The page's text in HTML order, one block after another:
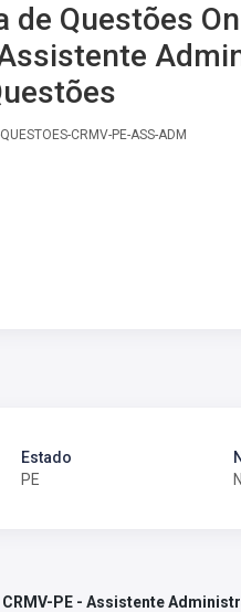
de Questões
CRMV-PE-ASS-ADM
Estado
PE
CRMV-PE - Assistente